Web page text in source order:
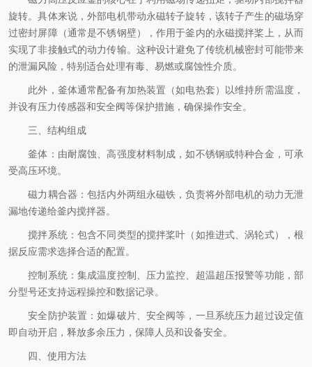
旋转。具体来说，外部电机带动永磁转子旋转，该转子产生的磁场穿
过密封屏障（通常是不锈钢壁），作用于釜内的永磁搅拌桨上，从而
实现了非接触式的动力传输。这种设计避免了传统机械密封可能带来
的泄漏风险，特别适合处理有毒、易燃或腐蚀性介质。
此外，釜体通常配备有加热装置（如电热套）以维持所需温度，
并设有压力传感器和安全阀等保护措施，确保操作安全。
三、结构组成
釜体：由耐腐蚀、高强度材料制成，如不锈钢或特种合金，可承
受高压环境。
磁力耦合器：包括内外两组永磁铁，负责将外部电机的动力无泄
漏地传递给釜内搅拌器。
搅拌系统：包含不同类型的搅拌桨叶（如推进式、涡轮式），根
据反应需求选择合适的配置。
控制系统：集成温度控制、压力监控、超温超压报警等功能，部
分型号还支持远程操控和数据记录。
安全防护装置：如爆破片、安全阀等，一旦系统压力超过设定值
即自动开启，释放多余压力，保障人员和设备安全。
四、使用方法